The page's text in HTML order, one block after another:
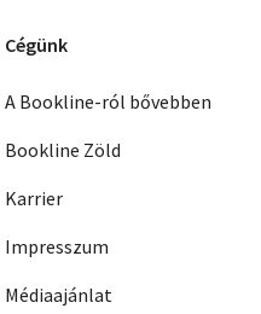
Cégünk
A Bookline-ról bővebben
Bookline Zöld
Karrier
Impresszum
Médiaajánlat